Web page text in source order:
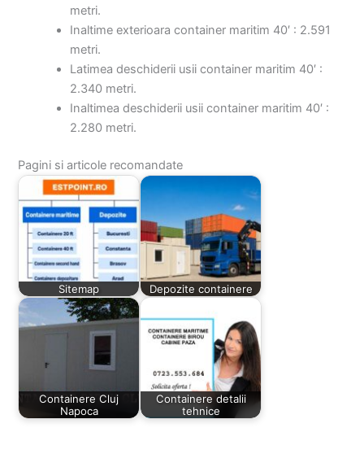
metri.
Inaltime exterioara container maritim 40′ : 2.591
metri.
Latimea deschiderii usii container maritim 40′ :
2.340 metri.
Inaltimea deschiderii usii container maritim 40′ :
2.280 metri.
Pagini si articole recomandate
Sitemap Depozite containere
Containere Cluj
Napoca
Containere detalii
tehnice